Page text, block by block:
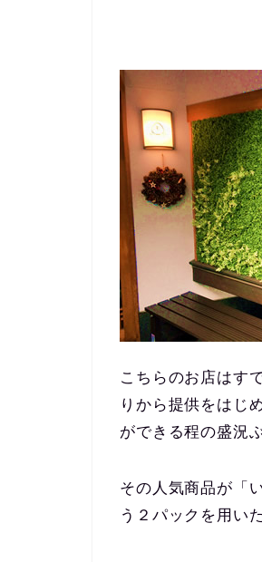
こちらのお店はす
りから提供をはじ
ができる程の盛況ぶ
その人気商品が「
う２パックを用い